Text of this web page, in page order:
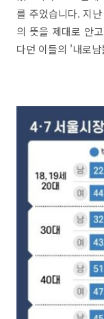
를 주었습니다. 지
의 뜻을 제대로 안
다던 이들의 '내로